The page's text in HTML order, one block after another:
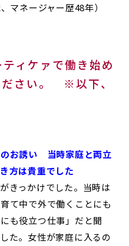
マネージャー歴48年）
ィケァで働き始め
ださい。 ※以下、
お誘い 当時家庭と両立
方は貴重でした
きっかけでした。当時は
て中で外で働くことにも
も役立つ仕事」だと聞
た。女性が家庭に入るの